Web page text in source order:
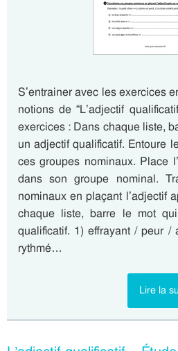
S’entrainer avec les exercices
notions de “L’adjectif
exercices : Dans chaque liste,
un adjectif qualificatif. Entoure
ces groupes nominaux. Place
dans son groupe nominal.
nominaux en plaçant l’adjectif
chaque liste, barre le mot
qualificatif. 1) effrayant / peur /
rythmé…
Lire la